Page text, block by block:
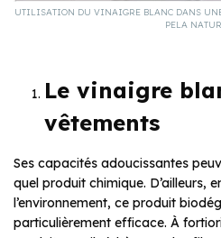
UTILISATION DU VINAIGRE BLANC DANS
PELA
Le vinaigre
vêtements
Ses capacités adoucissantes
quel produit chimique. D’ailleurs,
l’environnement, ce produit
particulièrement efficace. À